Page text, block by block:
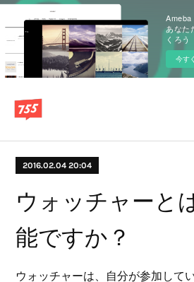
あなた
くろう
今す
2016.02.04 20:04
ウォッチャーと
能ですか？
ウォッチャーは、自分が参加して